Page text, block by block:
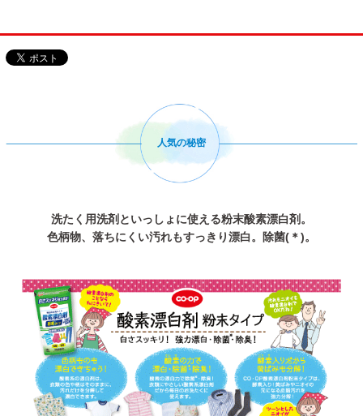
人気の秘密
洗たく用洗剤といっしょに使える粉末酸素漂白剤。
色柄物、落ちにくい汚れもすっきり漂白。除菌(＊)。